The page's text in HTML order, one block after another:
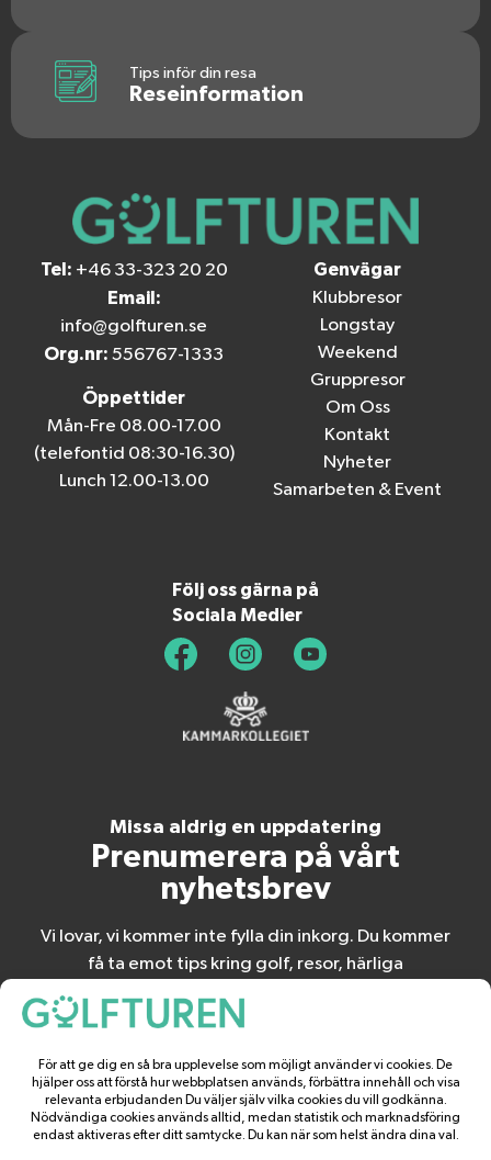
Tips inför din resa
Reseinformation
Tel: +46 33-323 20 20
Email:
info@golfturen.se
Org.nr: 556767-1333
Öppettider
Mån-Fre 08.00-17.00
(telefontid 08:30-16.30)
Lunch 12.00-13.00
Genvägar
Klubbresor
Longstay
Weekend
Gruppresor
Om Oss
Kontakt
Nyheter
Samarbeten & Event
Följ oss gärna på
Sociala Medier
Missa aldrig en uppdatering
Prenumerera på vårt
nyhetsbrev
Vi lovar, vi kommer inte fylla din inkorg. Du kommer
få ta emot tips kring golf, resor, härliga
spännande nyheter.
BÖRJA PRENUMERERA